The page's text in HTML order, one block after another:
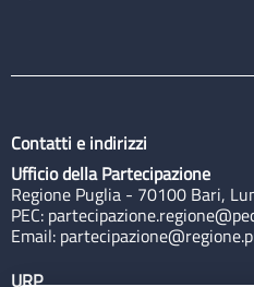
Contatti e indirizzi
Ufficio della Partecipazione
Regione Puglia - 70100 Bari,
PEC:
Email:
URP